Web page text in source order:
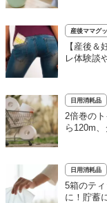
産後ママグ
【産後
レ体験談
日用消耗品
2倍巻の
ら120m
日用消耗品
5箱のテ
に！貯蓄